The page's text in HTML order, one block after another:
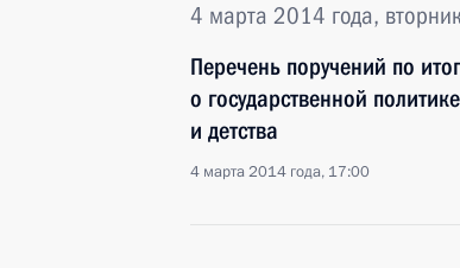
4 марта 2014 года,
Перечень поручений по
о государственной
и детства
4 марта 2014 года, 17:00